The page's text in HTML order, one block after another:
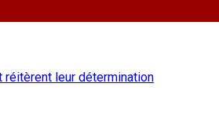
réitèrent leur détermination